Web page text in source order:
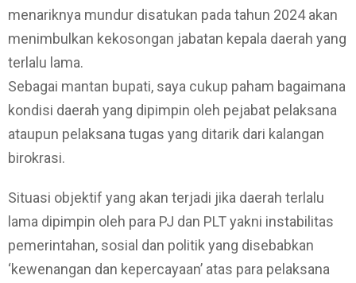
menariknya mundur disatukan pada tahun 2024 akan
menimbulkan kekosongan jabatan kepala daerah yang
terlalu lama.
Sebagai mantan bupati, saya cukup paham bagaimana
kondisi daerah yang dipimpin oleh pejabat pelaksana
ataupun pelaksana tugas yang ditarik dari kalangan
birokrasi.
Situasi objektif yang akan terjadi jika daerah terlalu
lama dipimpin oleh para PJ dan PLT yakni instabilitas
pemerintahan, sosial dan politik yang disebabkan
‘kewenangan dan kepercayaan’ atas para pelaksana